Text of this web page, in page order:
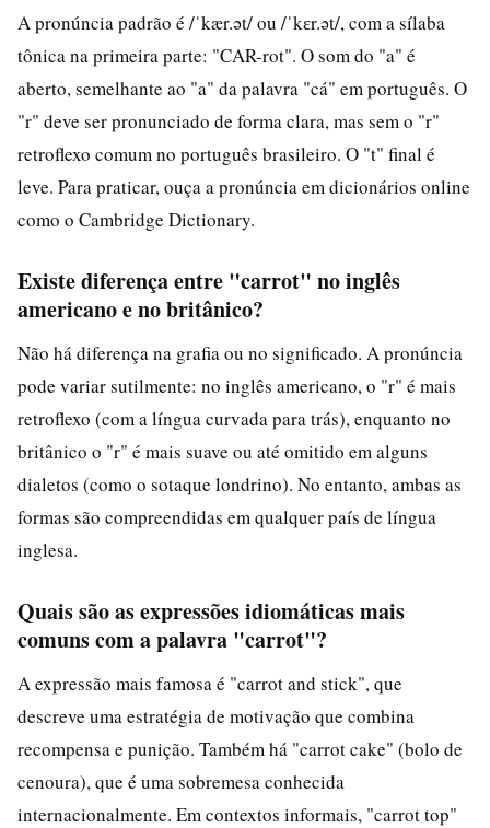
A pronúncia padrão é /ˈkær.ət/ ou /ˈkɛr.ət/, com a sílaba
tônica na primeira parte: "CAR-rot". O som do "a" é
aberto, semelhante ao "a" da palavra "cá" em português. O
"r" deve ser pronunciado de forma clara, mas sem o "r"
retroflexo comum no português brasileiro. O "t" final é
leve. Para praticar, ouça a pronúncia em dicionários online
como o Cambridge Dictionary.
Existe diferença entre "carrot" no inglês
americano e no britânico?
Não há diferença na grafia ou no significado. A pronúncia
pode variar sutilmente: no inglês americano, o "r" é mais
retroflexo (com a língua curvada para trás), enquanto no
britânico o "r" é mais suave ou até omitido em alguns
dialetos (como o sotaque londrino). No entanto, ambas as
formas são compreendidas em qualquer país de língua
inglesa.
Quais são as expressões idiomáticas mais
comuns com a palavra "carrot"?
A expressão mais famosa é "carrot and stick", que
descreve uma estratégia de motivação que combina
recompensa e punição. Também há "carrot cake" (bolo de
cenoura), que é uma sobremesa conhecida
internacionalmente. Em contextos informais, "carrot top"